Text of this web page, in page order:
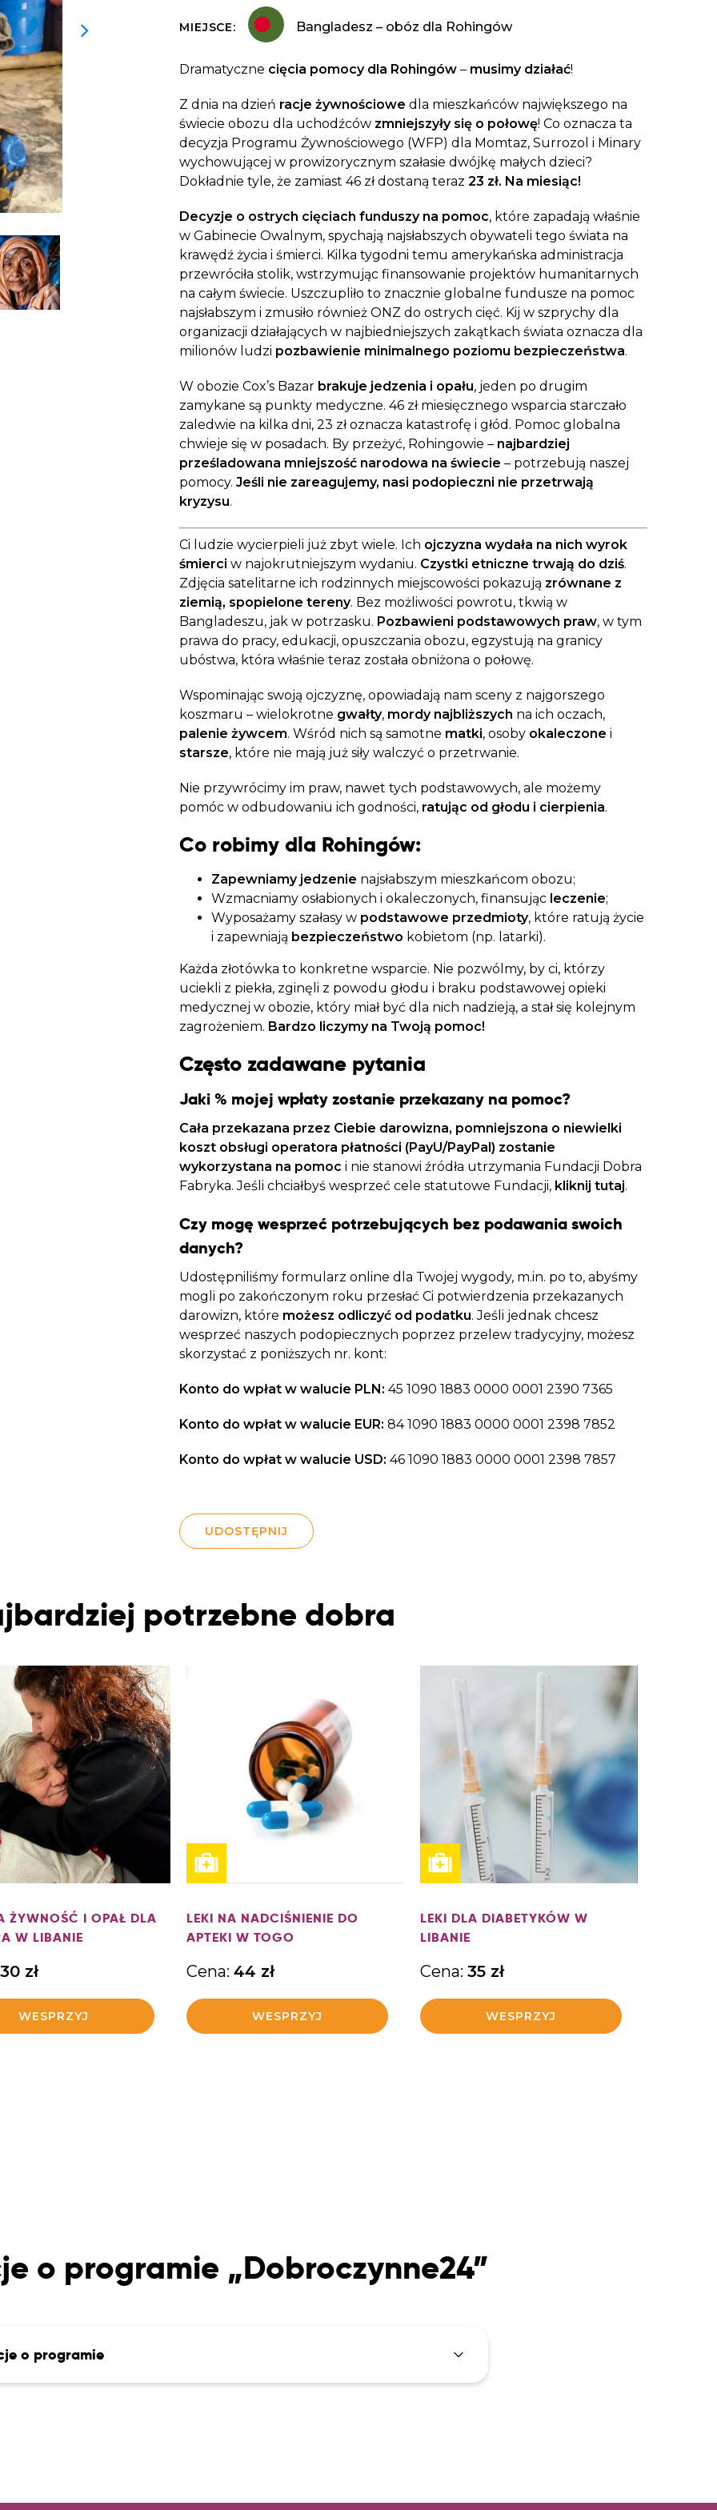
Dobroczynne24
Zrób zakupy dla potrzebujących w
markecie z dobrymi uczynkami
Warzywniak Charbela
Zrób zakupy u niewidomego Charbela i
wspieraj Głodnych
Uratuj dziecko cierpiące z powodu
Sprawdź listę miejsc, do których dociera
Twoja pomoc
Sprawozdania
Zweryfikuj, w jaki sposób wydajemy
przekazane Darowizny
Cele statutowe
Sprawdź cele naszej organizacji
Skontaktuj się z nami!
MIEJSCE: Bangladesz – obóz dla Rohingów
Dramatyczne cięcia pomocy dla Rohingów– musimy działać!
Z dnia na dzień racje żywnościowe dla mieszkańców największego na
świecie obozu dla uchodźcówzmniejszyły się o połowę! Co oznacza ta
decyzja Programu Żywnościowego (WFP) dla Momtaz, Surrozol i Minary
wychowującej w prowizorycznym szałasie dwójkę małych dzieci?
Dokładnie tyle, że zamiast 46 zł dostaną teraz 23 zł. Na miesiąc!
Decyzje o ostrych cięciach funduszy na pomoc, które zapadają właśnie
w Gabinecie Owalnym, spychają najsłabszych obywateli tego świata na
krawędź życia i śmierci. Kilka tygodni temu amerykańska administracja
przewróciła stolik, wstrzymując finansowanie projektów humanitarnych
na całym świecie. Uszczupliło to znacznie globalne fundusze na pomoc
najsłabszym i zmusiło również ONZ do ostrych cięć. Kij w szprychy dla
organizacji działających w najbiedniejszych zakątkach świata oznacza dla
milionów ludzi pozbawienie minimalnego poziomu bezpieczeństwa.
W obozie Cox’s Bazar brakuje jedzenia i opału, jeden po drugim
zamykane są punkty medyczne. 46 zł miesięcznego wsparcia starczało
zaledwie na kilka dni, 23 zł oznacza katastrofę i głód. Pomoc globalna
chwieje się w posadach. By przeżyć, Rohingowie – najbardziej
prześladowana mniejszość narodowa na świecie – potrzebują naszej
pomocy. Jeśli nie zareagujemy, nasi podopieczni nie przetrwają
kryzysu.
Ci ludzie wycierpieli już zbyt wiele. Ich ojczyzna wydała na nich wyrok
śmierci w najokrutniejszym wydaniu. Czystki etniczne trwają do dziś.
Zdjęcia satelitarne ich rodzinnych miejscowości pokazują zrównane z
ziemią, spopielone tereny. Bez możliwości powrotu, tkwią w
Bangladeszu, jak w potrzasku. Pozbawieni podstawowych praw, w tym
prawa do pracy, edukacji, opuszczania obozu, egzystują na granicy
ubóstwa, która właśnie teraz została obniżona o połowę.
Wspominając swoją ojczyznę, opowiadają nam sceny z najgorszego
koszmaru – wielokrotne gwałty, mordy najbliższych na ich oczach,
palenie żywcem. Wśród nich są samotne matki, osoby okaleczone i
starsze, które nie mają już siły walczyć o przetrwanie.
Nie przywrócimy im praw, nawet tych podstawowych, ale możemy
pomóc w odbudowaniu ich godności, ratując od głodu i cierpienia.
Co robimy dla Rohingów:
Zapewniamy jedzenie najsłabszym mieszkańcom obozu;
Wzmacniamy osłabionych i okaleczonych, finansując leczenie;
Wyposażamy szałasy w podstawowe przedmioty, które ratują życie
i zapewniają bezpieczeństwo kobietom (np. latarki).
Każda złotówka to konkretne wsparcie. Nie pozwólmy, by ci, którzy
uciekli z piekła, zginęli z powodu głodu i braku podstawowej opieki
medycznej w obozie, który miał być dla nich nadzieją, a stał się kolejnym
zagrożeniem. Bardzo liczymy na Twoją pomoc!
Często zadawane pytania
Jaki % mojej wpłaty zostanie przekazany na pomoc?
Cała przekazana przez Ciebie darowizna, pomniejszona o niewielki
koszt obsługi operatora płatności (PayU/PayPal) zostanie
wykorzystana na pomoc i nie stanowi źródła utrzymania Fundacji Dobra
Fabryka. Jeśli chciałbyś wesprzeć cele statutowe Fundacji, kliknij tutaj.
Czy mogę wesprzeć potrzebujących bez podawania swoich
danych?
Udostępniliśmy formularz online dla Twojej wygody, m.in. po to, abyśmy
mogli po zakończonym roku przesłać Ci potwierdzenia przekazanych
darowizn, które możesz odliczyć od podatku. Jeśli jednak chcesz
wesprzeć naszych podopiecznych poprzez przelew tradycyjny, możesz
skorzystać z poniższych nr. kont:
Konto do wpłat w walucie PLN: 45 1090 1883 0000 0001 2390 7365
Konto do wpłat w walucie EUR: 84 1090 1883 0000 0001 2398 7852
Konto do wpłat w walucie USD: 46 1090 1883 0000 0001 2398 7857
UDOSTĘPNIJ
potrzebne dobra
ŻYWNOŚĆ I OPAŁ DLA
W LIBANIE
30 zł
WESPRZYJ
LEKI NA NADCIŚNIENIE DO
APTEKI W TOGO
Cena: 44 zł
WESPRZYJ
LEKI DLA DIABETYKÓW W
LIBANIE
Cena: 35 zł
WESPRZYJ
o programie „Dobroczynne24”
o programie